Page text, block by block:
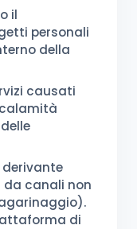
il
personali
della
causati
canali non
di